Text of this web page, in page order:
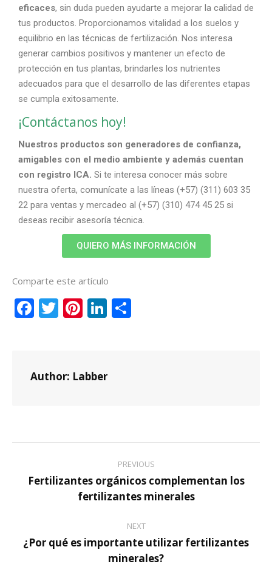
eficaces, sin duda pueden ayudarte a mejorar la calidad de
tus productos. Proporcionamos vitalidad a los suelos y
equilibrio en las técnicas de fertilización. Nos interesa
generar cambios positivos y mantener un efecto de
protección en tus plantas, brindarles los nutrientes
adecuados para que el desarrollo de las diferentes etapas
se cumpla exitosamente.
¡Contáctanos hoy!
Nuestros productos son generadores de confianza,
amigables con el medio ambiente y además cuentan
con registro ICA. Si te interesa conocer más sobre
nuestra oferta, comunícate a las líneas (+57) (311) 603 35
22 para ventas y mercadeo al (+57) (310) 474 45 25 si
deseas recibir asesoría técnica.
QUIERO MÁS INFORMACIÓN
Comparte este artículo
Facebook
Twitter
Pinterest
LinkedIn
Author: Labber
PREVIOUS
Fertilizantes orgánicos complementan los
fertilizantes minerales
NEXT
¿Por qué es importante utilizar fertilizantes
minerales?